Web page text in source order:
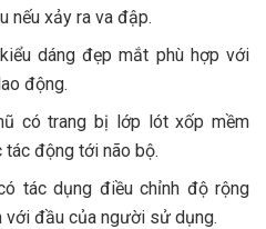
nếu xảy ra va đập.
dáng đẹp mắt phù hợp với
động.
có trang bị lớp lót xốp mềm
động tới não bộ.
tác dụng điều chỉnh độ rộng
với đầu của người sử dụng.